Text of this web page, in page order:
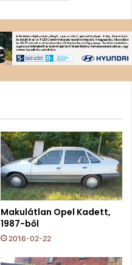
Makulátlan Opel Kadett,
1987-ből
2016-02-22